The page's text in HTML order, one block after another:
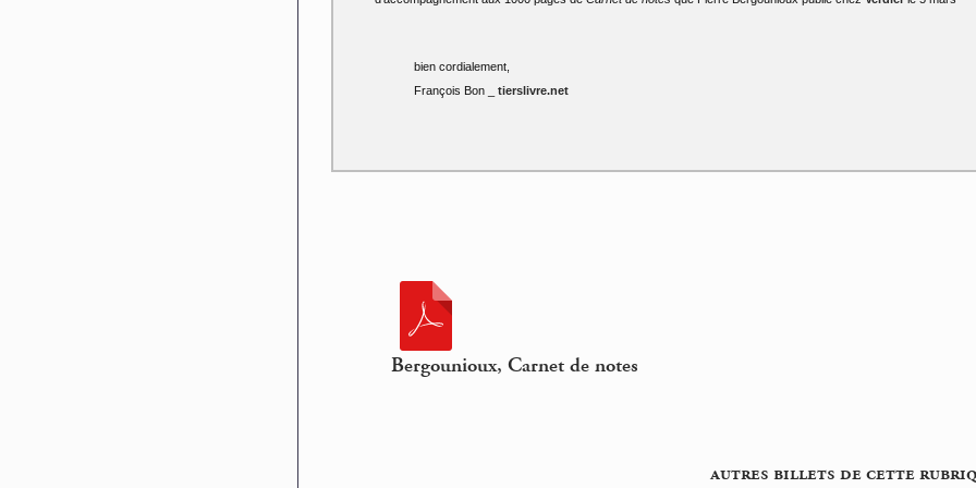
bien cordialement,
François Bon _ tierslivre.net
Bergounioux, Carnet de notes
autres billets de cette